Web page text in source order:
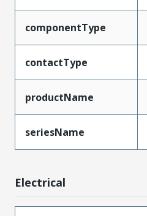
componentType
contactType
productName
seriesName
Electrical